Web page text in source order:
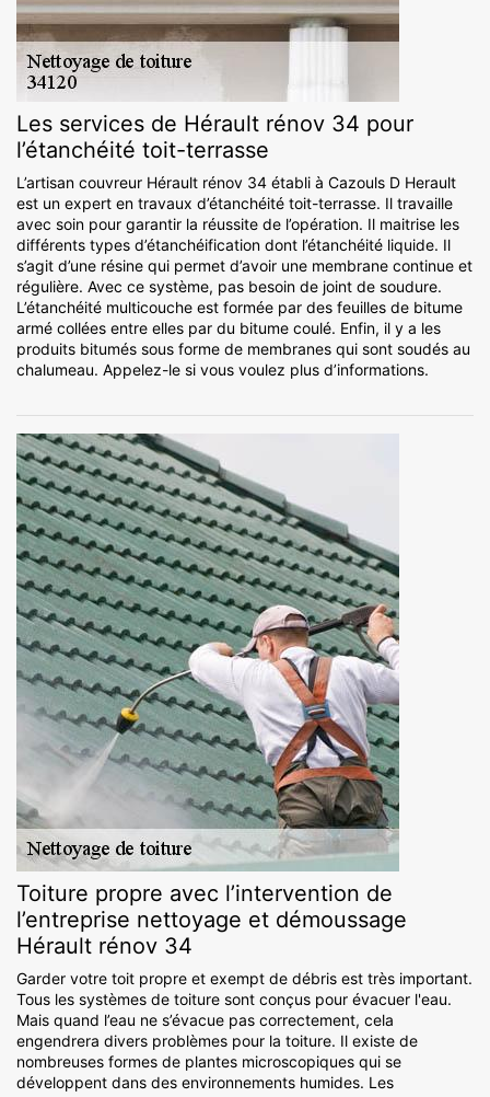
Les services de Hérault rénov 34 pour
l’étanchéité toit-terrasse
L’artisan couvreur Hérault rénov 34 établi à Cazouls D Herault
est un expert en travaux d’étanchéité toit-terrasse. Il travaille
avec soin pour garantir la réussite de l’opération. Il maitrise les
différents types d’étanchéification dont l’étanchéité liquide. Il
s’agit d’une résine qui permet d’avoir une membrane continue et
régulière. Avec ce système, pas besoin de joint de soudure.
L’étanchéité multicouche est formée par des feuilles de bitume
armé collées entre elles par du bitume coulé. Enfin, il y a les
produits bitumés sous forme de membranes qui sont soudés au
chalumeau. Appelez-le si vous voulez plus d’informations.
Toiture propre avec l’intervention de
l’entreprise nettoyage et démoussage
Hérault rénov 34
Garder votre toit propre et exempt de débris est très important.
Tous les systèmes de toiture sont conçus pour évacuer l'eau.
Mais quand l’eau ne s’évacue pas correctement, cela
engendrera divers problèmes pour la toiture. Il existe de
nombreuses formes de plantes microscopiques qui se
développent dans des environnements humides. Les